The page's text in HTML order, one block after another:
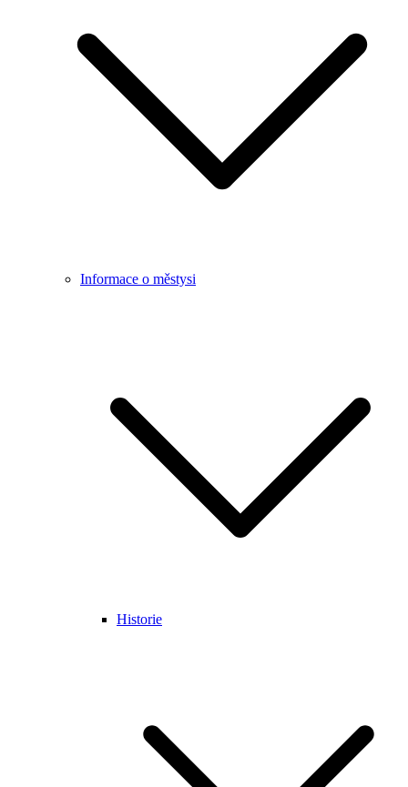
Informace o městysi
Historie